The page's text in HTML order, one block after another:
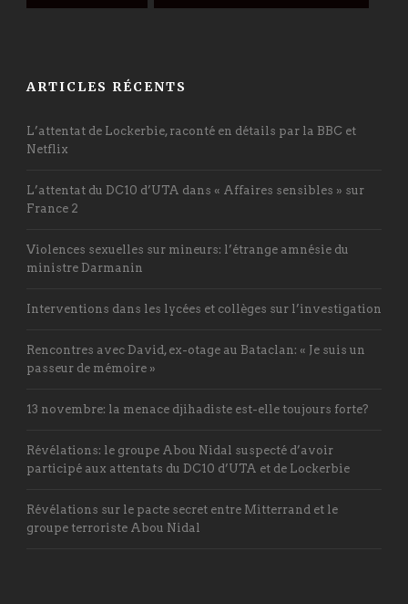
ARTICLES RÉCENTS
L’attentat de Lockerbie, raconté en détails par la BBC et
Netflix
L’attentat du DC10 d’UTA dans « Affaires sensibles » sur
France 2
Violences sexuelles sur mineurs: l’étrange amnésie du
ministre Darmanin
Interventions dans les lycées et collèges sur l’investigation
Rencontres avec David, ex-otage au Bataclan: « Je suis un
passeur de mémoire »
13 novembre: la menace djihadiste est-elle toujours forte?
Révélations: le groupe Abou Nidal suspecté d’avoir
participé aux attentats du DC10 d’UTA et de Lockerbie
Révélations sur le pacte secret entre Mitterrand et le
groupe terroriste Abou Nidal